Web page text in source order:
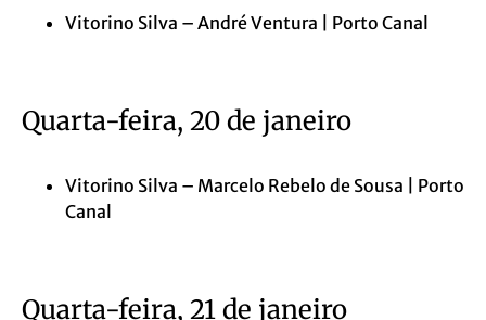
Vitorino Silva – André Ventura | Porto Canal
Quarta-feira, 20 de janeiro
Vitorino Silva – Marcelo Rebelo de Sousa | Porto
Canal
Quarta-feira, 21 de janeiro